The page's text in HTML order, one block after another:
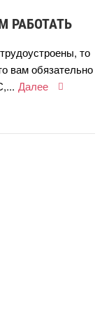
РАБОТАТЬ
то
вам обязательно
Далее